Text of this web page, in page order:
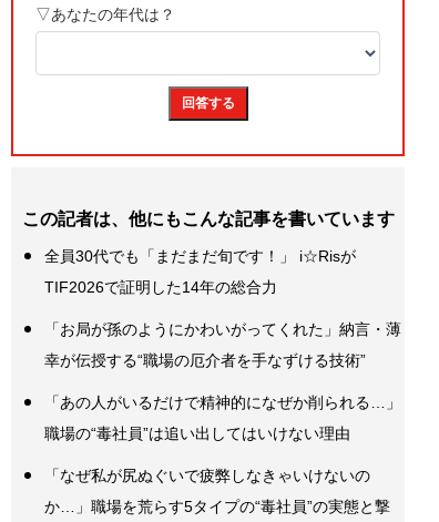
この記者は、他にもこんな記事を書いています
全員30代でも「まだまだ旬です！」 i☆Risが
TIF2026で証明した14年の総合力
「お局が孫のようにかわいがってくれた」納言・薄
幸が伝授する“職場の厄介者を手なずける技術”
「あの人がいるだけで精神的になぜか削られる…」
職場の“毒社員”は追い出してはいけない理由
「なぜ私が尻ぬぐいで疲弊しなきゃいけないの
か…」職場を荒らす5タイプの“毒社員”の実態と撃